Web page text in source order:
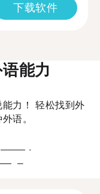
下载软件
能力
力！ 轻松找到外
语。